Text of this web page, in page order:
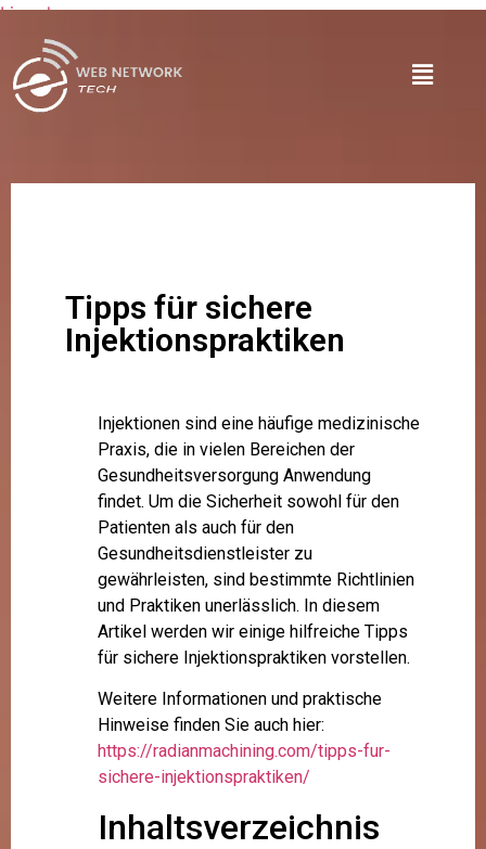
Lire plus
Tipps für sichere
Injektionspraktiken
Injektionen sind eine häufige medizinische
Praxis, die in vielen Bereichen der
Gesundheitsversorgung Anwendung
findet. Um die Sicherheit sowohl für den
Patienten als auch für den
Gesundheitsdienstleister zu
gewährleisten, sind bestimmte Richtlinien
und Praktiken unerlässlich. In diesem
Artikel werden wir einige hilfreiche Tipps
für sichere Injektionspraktiken vorstellen.
Weitere Informationen und praktische
Hinweise finden Sie auch hier:
https://radianmachining.com/tipps-fur-
sichere-injektionspraktiken/
Inhaltsverzeichnis